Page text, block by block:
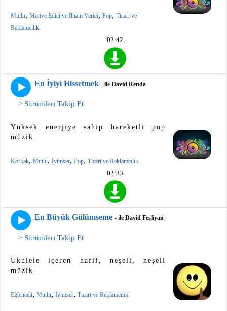
Mutlu, Motive Edici ve İlham Verici, Pop, Ticari ve
Reklamcılık
02:42
En İyiyi Hissetmek - ile David Renda
> Sürümleri Takip Et
Yüksek enerjiye sahip hareketli pop
müzik.
Korkak, Mutlu, İyimser, Pop, Ticari ve Reklamcılık
02:33
En Büyük Gülümseme - ile David Fesliyan
> Sürümleri Takip Et
Ukulele içeren hafif, neşeli, neşeli
müzik.
Eğlenceli, Mutlu, İyimser, Ticari ve Reklamcılık